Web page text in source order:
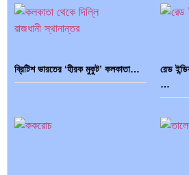
ব্রিটিশ ভারতের ‘হীরক মুকুট’ কলকাতা…
রেড
…